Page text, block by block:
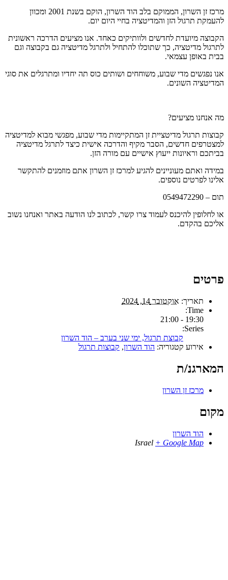
מרכז זן השרון, הממוקם בלב הוד השרון, הוקם בשנת 2001 ומכוון
להעמקת תרגול הזן והמדיטציה בחיי היום יום.
הקבוצה מיועדת לחדשים ולוותיקים כאחד. אנו מציעים הדרכה ראשונית
לתרגול מדיטציה, כך שתוכלו להתחיל ולתרגל מדיטציה גם בקבוצה וגם
בבית באופן עצמאי.
אנו נפגשים מדי שבוע, משוחחים ושותים כוס תה יחדיו ומתרגלים את סוגי
המדיטציה השונים.
מה אנחנו מציעים?
בביתכם וראיונות ייעוץ אישיים עם מורה הזן.
אלינו לפרטים נוספים.
תום – 0549472290
אליכם בהקדם.
פרטים
תאריך: אוקטובר 14, 2024
Time:
19:30 - 21:00
Series:
קבוצת תרגול, ימי שני בערב – הוד השרון
אירוע קטגוריה: הוד השרון, קבוצות תרגול
המארגנ/ת
מרכז זן השרון
מקום
הוד השרון
Israel + Google Map